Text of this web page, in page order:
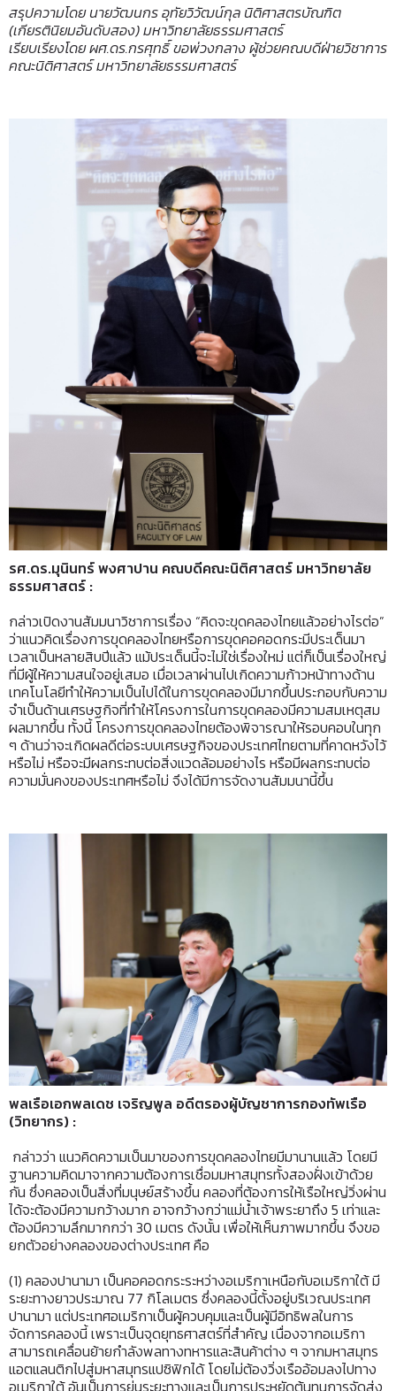
สรุปความโดย นายวัฒนกร อุทัยวิวัฒน์กุล นิติศาสตรบัณฑิต
(เกียรตินิยมอันดับสอง) มหาวิทยาลัยธรรมศาสตร์
เรียบเรียงโดย ผศ.ดร.กรศุทธิ์ ขอพ่วงกลาง ผู้ช่วยคณบดีฝ่ายวิชาการ
คณะนิติศาสตร์ มหาวิทยาลัยธรรมศาสตร์
รศ.ดร.มุนินทร์ พงศาปาน คณบดีคณะนิติศาสตร์ มหาวิทยาลัย
ธรรมศาสตร์ :
กล่าวเปิดงานสัมมนาวิชาการเรื่อง “คิดจะขุดคลองไทยแล้วอย่างไรต่อ”
ว่าแนวคิดเรื่องการขุดคลองไทยหรือการขุดคอคอดกระมีประเด็นมา
เวลาเป็นหลายสิบปีแล้ว แม้ประเด็นนี้จะไม่ใช่เรื่องใหม่ แต่ก็เป็นเรื่องใหญ่
ที่มีผู้ให้ความสนใจอยู่เสมอ เมื่อเวลาผ่านไปเกิดความก้าวหน้าทางด้าน
เทคโนโลยีทำให้ความเป็นไปได้ในการขุดคลองมีมากขึ้นประกอบกับความ
จำเป็นด้านเศรษฐกิจที่ทำให้โครงการในการขุดคลองมีความสมเหตุสม
ผลมากขึ้น ทั้งนี้ โครงการขุดคลองไทยต้องพิจารณาให้รอบคอบในทุก
ๆ ด้านว่าจะเกิดผลดีต่อระบบเศรษฐกิจของประเทศไทยตามที่คาดหวังไว้
หรือไม่ หรือจะมีผลกระทบต่อสิ่งแวดล้อมอย่างไร หรือมีผลกระทบต่อ
ความมั่นคงของประเทศหรือไม่ จึงได้มีการจัดงานสัมมนานี้ขึ้น
พลเรือเอกพลเดช เจริญพูล อดีตรองผู้บัญชาการกองทัพเรือ
(วิทยากร) :
กล่าวว่า แนวคิดความเป็นมาของการขุดคลองไทยมีมานานแล้ว โดยมี
ฐานความคิดมาจากความต้องการเชื่อมมหาสมุทรทั้งสองฝั่งเข้าด้วย
กัน ซึ่งคลองเป็นสิ่งที่มนุษย์สร้างขึ้น คลองที่ต้องการให้เรือใหญ่วิ่งผ่าน
ได้จะต้องมีความกว้างมาก อาจกว้างกว่าแม่น้ำเจ้าพระยาถึง 5 เท่าและ
ต้องมีความลึกมากกว่า 30 เมตร ดังนั้น เพื่อให้เห็นภาพมากขึ้น จึงขอ
ยกตัวอย่างคลองของต่างประเทศ คือ
(1) คลองปานามา เป็นคอคอดกระระหว่างอเมริกาเหนือกับอเมริกาใต้ มี
ระยะทางยาวประมาณ 77 กิโลเมตร ซึ่งคลองนี้ตั้งอยู่บริเวณประเทศ
ปานามา แต่ประเทศอเมริกาเป็นผู้ควบคุมและเป็นผู้มีอิทธิพลในการ
จัดการคลองนี้ เพราะเป็นจุดยุทธศาสตร์ที่สำคัญ เนื่องจากอเมริกา
สามารถเคลื่อนย้ายกำลังพลทางทหารและสินค้าต่าง ๆ จากมหาสมุทร
แอตแลนติกไปสู่มหาสมุทรแปซิฟิกได้ โดยไม่ต้องวิ่งเรืออ้อมลงไปทาง
อเมริกาใต้ อันเป็นการย่นระยะทางและเป็นการประหยัดต้นทุนการจัดส่ง